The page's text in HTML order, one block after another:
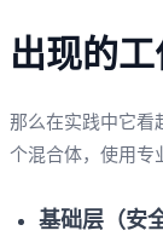
出现的
那么在实践中它看
个混合体，使用专
基础层（安